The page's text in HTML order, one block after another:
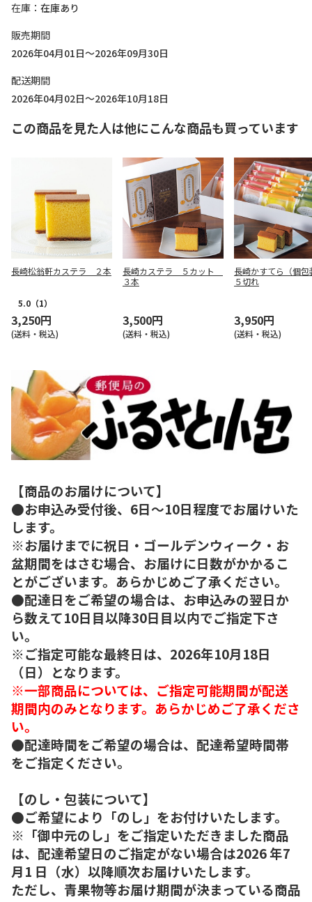
在庫
在庫あり
販売期間
2026年04月01日～2026年09月30日
配送期間
2026年04月02日～2026年10月18日
この商品を見た人は他にこんな商品も買っています
長崎松翁軒カステラ ２本
5.0 （1）
3,250円
(送料・税込)
長崎カステラ ５カット
３本
3,500円
(送料・税込)
長崎かすてら（個包
５切れ
3,950円
(送料・税込)
【商品のお届けについて】
●お申込み受付後、6日～10日程度でお届けいた
します。
※お届けまでに祝日・ゴールデンウィーク・お
盆期間をはさむ場合、お届けに日数がかかるこ
とがございます。あらかじめご了承ください。
●配達日をご希望の場合は、お申込みの翌日か
ら数えて10日目以降30日目以内でご指定下さ
い。
※ご指定可能な最終日は、2026年10月18日
（日）となります。
※一部商品については、ご指定可能期間が配送
期間内のみとなります。あらかじめご了承くださ
い。
●配達時間をご希望の場合は、配達希望時間帯
をご指定ください。
【のし・包装について】
●ご希望により「のし」をお付けいたします。
※「御中元のし」をご指定いただきました商品
は、配達希望日のご指定がない場合は2026 年7
月1 日（水）以降順次お届けいたします。
ただし、青果物等お届け期間が決まっている商品